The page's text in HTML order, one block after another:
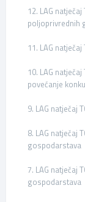
12. LAG
poljoprivrednih
11. LAG
10. LAG
povećanje
9. LAG natječaj
8. LAG natječaj
gospodarstava
7. LAG natječaj
gospodarstava